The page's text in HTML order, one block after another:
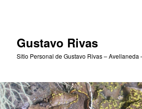
Gustavo Rivas
Sitio Personal de Gustavo Rivas – Avellaneda